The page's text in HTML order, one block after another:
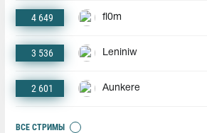
4 649 fl0m
3 536 Leniniw
2 601 Aunkere
ВСЕ СТРИМЫ